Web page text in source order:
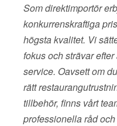
Som direktimportör
konkurrenskraftiga
högsta kvalitet. Vi
fokus och strävar
service. Oavsett om
rätt
tillbehör, finns vårt
professionella råd